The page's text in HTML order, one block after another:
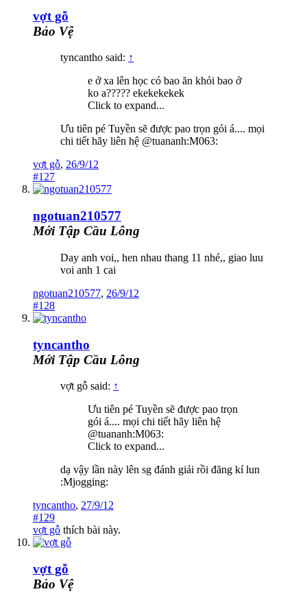
vợt gỗ
Bảo Vệ
tyncantho said: ↑
e ở xa lên học có bao ăn khỏi bao ở
ko a????? ekekekekek
Click to expand...
Ưu tiên pé Tuyền sẽ được pao trọn gói á.... mọi
chi tiết hãy liên hệ @tuananh:M063:
vợt gỗ, 26/9/12
#127
ngotuan210577
Mới Tập Cầu Lông
Day anh voi,, hen nhau thang 11 nhé,, giao luu
voi anh 1 cai
ngotuan210577, 26/9/12
#128
tyncantho
Mới Tập Cầu Lông
vợt gỗ said: ↑
Ưu tiên pé Tuyền sẽ được pao trọn
gói á.... mọi chi tiết hãy liên hệ
@tuananh:M063:
Click to expand...
dạ vậy lần này lên sg đánh giải rồi đăng kí lun
:Mjogging:
tyncantho, 27/9/12
#129
vợt gỗ thích bài này.
vợt gỗ
Bảo Vệ